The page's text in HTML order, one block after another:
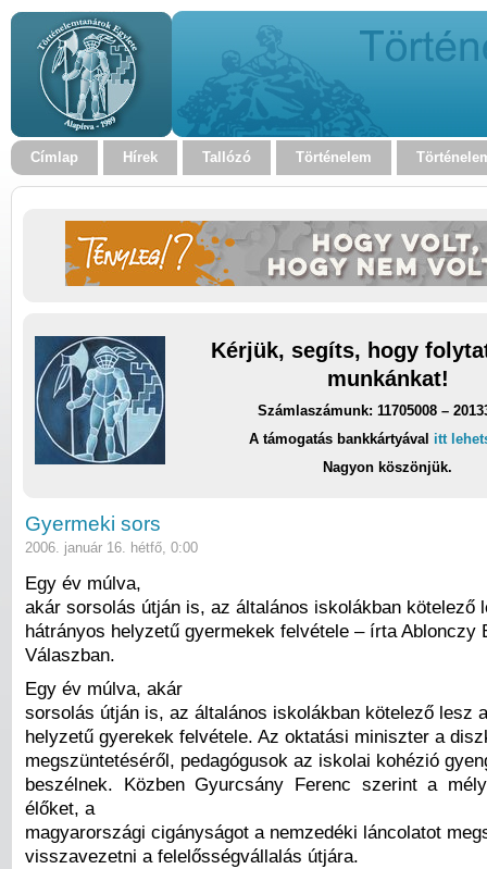
Címlap Hírek Tallózó Történelem
Kérjük, segíts, hogy
munkánkat!
Számlaszámunk: 11705008 –
A támogatás bankkártyával itt
Nagyon köszönjük.
Gyermeki sors
2006. január 16. hétfő, 0:00
Egy év múlva,
akár sorsolás útján is, az általános iskolákban kötelező
hátrányos helyzetű gyermekek felvétele – írta Ablonczy
Válaszban.
Egy év múlva, akár
sorsolás útján is, az általános iskolákban kötelező lesz
helyzetű gyerekek felvétele. Az oktatási miniszter a
megszüntetéséről, pedagógusok az iskolai kohézió
beszélnek. Közben Gyurcsány Ferenc szerint a
élőket, a
magyarországi cigányságot a nemzedéki láncolatot
visszavezetni a felelősségvállalás útjára.